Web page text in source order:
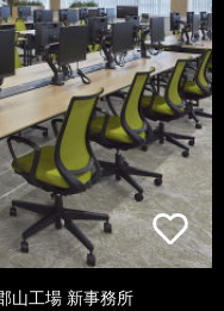
山工場 新事務所